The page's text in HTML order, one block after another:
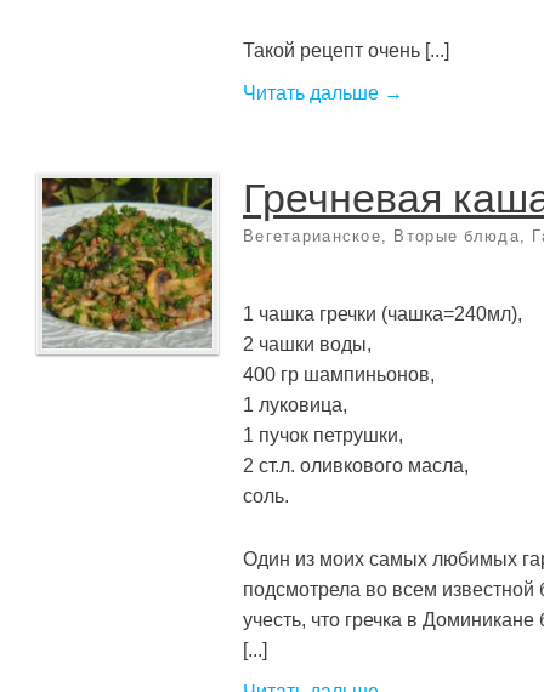
Такой рецепт очень [...]
Читать дальше →
Гречневая
Вегетарианское, Вторые блюда,
1 чашка гречки (чашка=240мл),
2 чашки воды,
400 гр шампиньонов,
1 луковица,
1 пучок петрушки,
2 ст.л. оливкового масла,
соль.
Один из моих самых любимых
подсмотрела во всем
учесть, что гречка в
[...]